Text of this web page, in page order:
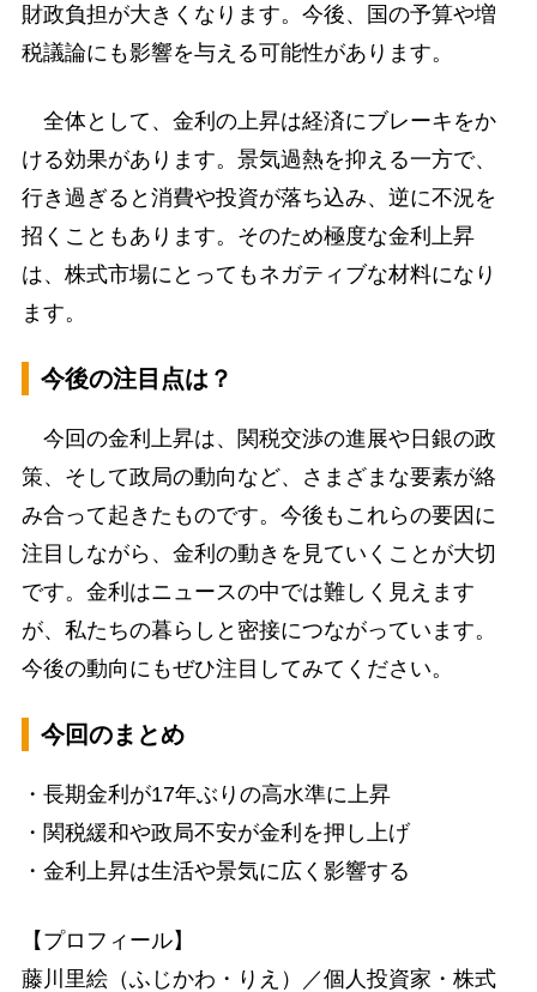
財政負担が大きくなります。今後、国の予算や増
税議論にも影響を与える可能性があります。
全体として、金利の上昇は経済にブレーキをか
ける効果があります。景気過熱を抑える一方で、
行き過ぎると消費や投資が落ち込み、逆に不況を
招くこともあります。そのため極度な金利上昇
は、株式市場にとってもネガティブな材料になり
ます。
今後の注目点は？
今回の金利上昇は、関税交渉の進展や日銀の政
策、そして政局の動向など、さまざまな要素が絡
み合って起きたものです。今後もこれらの要因に
注目しながら、金利の動きを見ていくことが大切
です。金利はニュースの中では難しく見えます
が、私たちの暮らしと密接につながっています。
今後の動向にもぜひ注目してみてください。
今回のまとめ
・長期金利が17年ぶりの高水準に上昇
・関税緩和や政局不安が金利を押し上げ
・金利上昇は生活や景気に広く影響する
【プロフィール】
藤川里絵（ふじかわ・りえ）／個人投資家・株式